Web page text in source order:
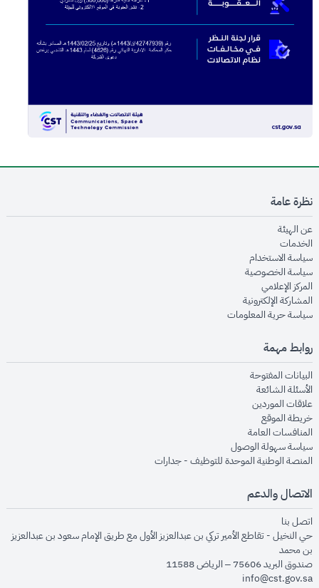
نظرة عامة
عن الهيئةopens in new window
الخدماتopens in new window
سياسة الاستخدام
سياسة الخصوصيةopens in new window
المركز الإعلاميopens in new window
المشاركة الإلكترونيةopens in new window
سياسة حرية المعلوماتopens in new window
روابط مهمة
البيانات المفتوحةopens in new window
الأسئلة الشائعةopens in new window
علاقات الموردينopens in new window
خريطة الموقعopens in new window
المنافسات العامةopens in new window
سياسة سهولة الوصولopens in new window
المنصة الوطنية الموحدة للتوظيف - جداراتopens in new window
الاتصال والدعم
اتصل بنا
حي النخيل - تقاطع الأمير تركي بن عبدالعزيز الأول مع طريق الإمام سعود بن عبدالعزيز
بن محمد
صندوق البريد 75606 – الرياض 11588
info@cst.gov.sa